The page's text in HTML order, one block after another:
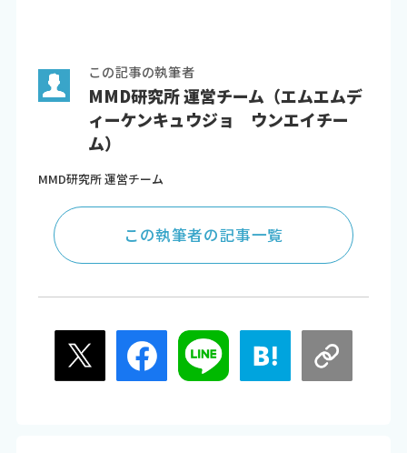
この記事の執筆者
MMD研究所 運営チーム（エムエムデ
ィーケンキュウジョ ウンエイチー
ム）
MMD研究所 運営チーム
この執筆者の記事一覧